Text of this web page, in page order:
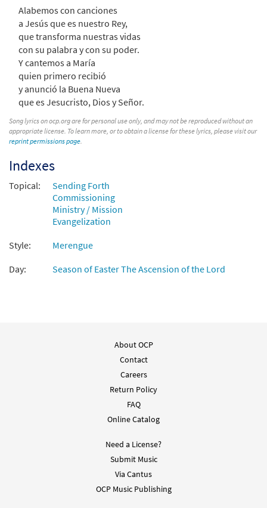
Alabemos con canciones
a Jesús que es nuestro Rey,
que transforma nuestras vidas
con su palabra y con su poder.
Y cantemos a María
quien primero recibió
y anunció la Buena Nueva
que es Jesucristo, Dios y Señor.
Song lyrics on ocp.org are for personal use only, and may not be reproduced without an
appropriate license. To learn more, or to obtain a license for these lyrics, please visit our
reprint permissions page.
Indexes
Topical:
Sending Forth
Commissioning
Ministry / Mission
Evangelization
Style:
Merengue
Day:
Season of Easter The Ascension of the Lord
About OCP
Contact
Careers
Return Policy
FAQ
Online Catalog
Need a License?
Submit Music
Via Cantus
OCP Music Publishing